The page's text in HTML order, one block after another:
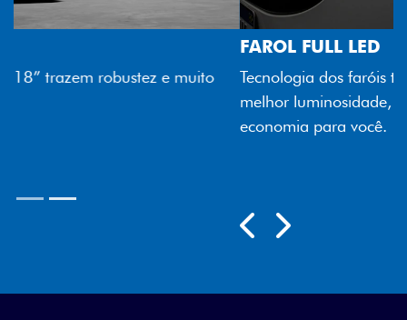
Tecnologia dos faróis totalmente em LED garante
melhor luminosidade, maior durabilidade e mais